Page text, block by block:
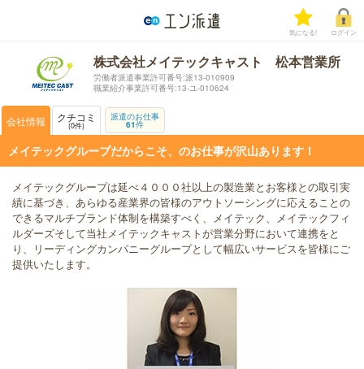
気になる! ログイン
株式会社メイテックキャスト 松本営業所
労働者派遣事業許可番号:派13-010909
職業紹介事業許可番号:13‐ユ-010624
会社情報 クチコミ
0件
派遣のお仕事
61件
メイテックグループだからこそ、のお仕事が沢山あります！
メイテックグループは延べ４０００社以上の製造業とお客様との取引実
績に基づき、あらゆる産業界の皆様のアウトソーシングに応えることの
できるマルチブランド体制を構築すべく、メイテック、メイテックフィ
ルダーズそして当社メイテックキャストが営業分野において連携をと
り、リーディングカンパニーグループとして幅広いサービスを皆様にご
提供いたします。